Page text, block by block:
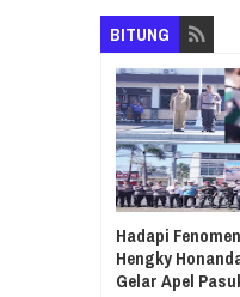
BITUNG
Hadapi
Hengky
Gelar Apel